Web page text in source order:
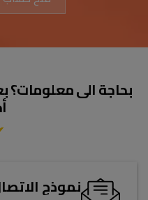
بحاجة الى معلومات؟
نموذج